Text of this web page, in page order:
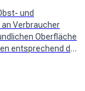
und
Verbraucher
Oberfläche
entsprechend der